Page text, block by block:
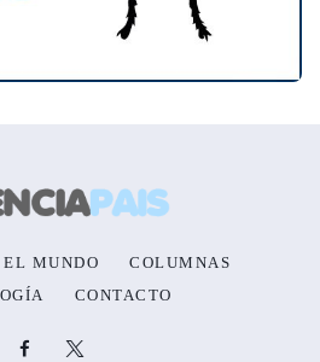
EL MUNDO
COLUMNAS
CONTACTO